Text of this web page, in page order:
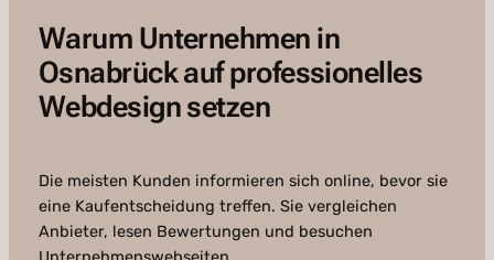
Warum Unternehmen in
Osnabrück auf professionelles
Webdesign setzen
Die meisten Kunden informieren sich online, bevor sie
eine Kaufentscheidung treffen. Sie vergleichen
Anbieter, lesen Bewertungen und besuchen